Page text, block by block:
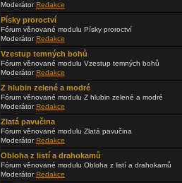
ModerátorRedakce
Písky proroctví
Fórum věnované modulu Písky proroctví
ModerátorRedakce
Vzestup temných bohů
Fórum věnované modulu Vzestup temných bohů
ModerátorRedakce
Z hlubin zelené a modré
Fórum věnované modulu Z hlubin zelené a modré
ModerátorRedakce
Zlatá pavučina
Fórum věnované modulu Zlatá pavučina
ModerátorRedakce
Obloha z listí a drahokamů
Fórum věnované modulu Obloha z listí a drahokamů
ModerátorRedakce